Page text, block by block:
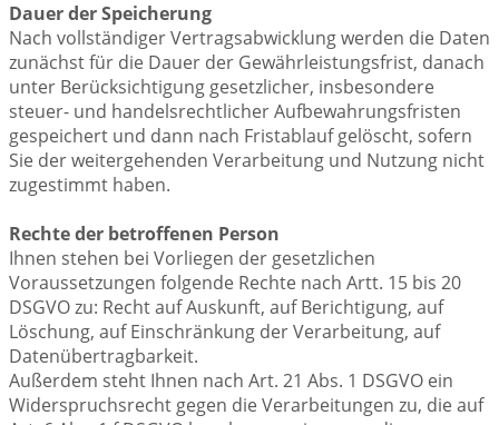
Dauer der Speicherung
Nach vollständiger Vertragsabwicklung werden die Daten
zunächst für die Dauer der Gewährleistungsfrist, danach
unter Berücksichtigung gesetzlicher, insbesondere
steuer- und handelsrechtlicher Aufbewahrungsfristen
gespeichert und dann nach Fristablauf gelöscht, sofern
Sie der weitergehenden Verarbeitung und Nutzung nicht
zugestimmt haben.
Rechte der betroffenen Person
Ihnen stehen bei Vorliegen der gesetzlichen
Voraussetzungen folgende Rechte nach Artt. 15 bis 20
DSGVO zu: Recht auf Auskunft, auf Berichtigung, auf
Löschung, auf Einschränkung der Verarbeitung, auf
Datenübertragbarkeit.
Außerdem steht Ihnen nach Art. 21 Abs. 1 DSGVO ein
Widerspruchsrecht gegen die Verarbeitungen zu, die auf